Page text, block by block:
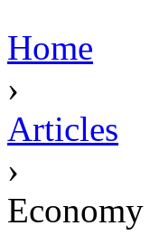
Home
›
Articles
›